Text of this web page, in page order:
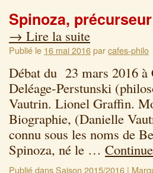
Spinoza,
→ Lire la suite
Publié le 16 mai 2016parcafes-philo
Débat du 23 mars 2016
Deléage-Perstunski
Vautrin. Lionel Graffin.
Biographie, (Danielle
connu sous les noms de
Spinoza, né le …
Publié dansSaison 2015/2016 |